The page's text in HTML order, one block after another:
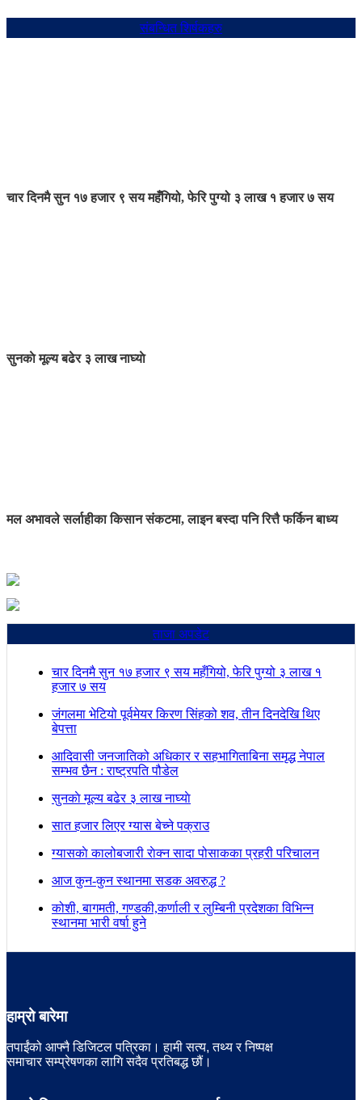
संबन्धित शिर्षकहरु
चार दिनमै सुन १७ हजार ९ सय महँगियो, फेरि पुग्यो ३ लाख १ हजार ७ सय
सुनकाे मूल्य बढेर ३ लाख नाघ्याे
मल अभावले सर्लाहीका किसान संकटमा, लाइन बस्दा पनि रित्तै फर्किन बाध्य
ताजा अपडेट
चार दिनमै सुन १७ हजार ९ सय महँगियो, फेरि पुग्यो ३ लाख १
हजार ७ सय
जंगलमा भेटियो पूर्वमेयर किरण सिंहको शव, तीन दिनदेखि थिए
बेपत्ता
आदिवासी जनजातिको अधिकार र सहभागिताबिना समृद्ध नेपाल
सम्भव छैन : राष्ट्रपति पौडेल
सुनकाे मूल्य बढेर ३ लाख नाघ्याे
सात हजार लिएर ग्यास बेच्ने पक्राउ
ग्यासकाे कालोबजारी राेक्न सादा पोसाकका प्रहरी परिचालन
आज कुन-कुन स्थानमा सडक अवरुद्ध ?
कोशी, बागमती, गण्डकी,कर्णाली र लुम्बिनी प्रदेशका विभिन्न
स्थानमा भारी वर्षा हुने
हाम्रो बारेमा
तपाईंको आफ्नै डिजिटल पत्रिका। हामी सत्य, तथ्य र निष्पक्ष
समाचार सम्प्रेषणका लागि सदैव प्रतिबद्ध छौं।